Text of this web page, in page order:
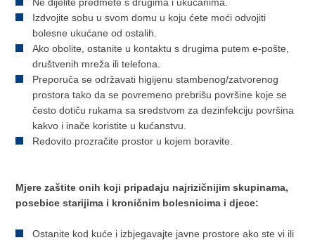
Izdvojite sobu u svom domu u koju ćete moći odvojiti
bolesne ukućane od ostalih.
Ako obolite, ostanite u kontaktu s drugima putem e-pošte,
društvenih mreža ili telefona.
Preporuča se održavati higijenu stambenog/zatvorenog
prostora tako da se povremeno prebrišu površine koje se
često dotiču rukama sa sredstvom za dezinfekciju površina
kakvo i inače koristite u kućanstvu.
Redovito prozračite prostor u kojem boravite.
Mjere zaštite onih koji pripadaju najrizičnijim skupinama,
posebice starijima i kroničnim bolesnicima i djece:
Ostanite kod kuće i izbjegavajte javne prostore ako ste vi ili